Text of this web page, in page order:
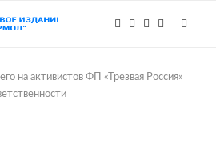
на активистов ФП «Трезвая Россия»